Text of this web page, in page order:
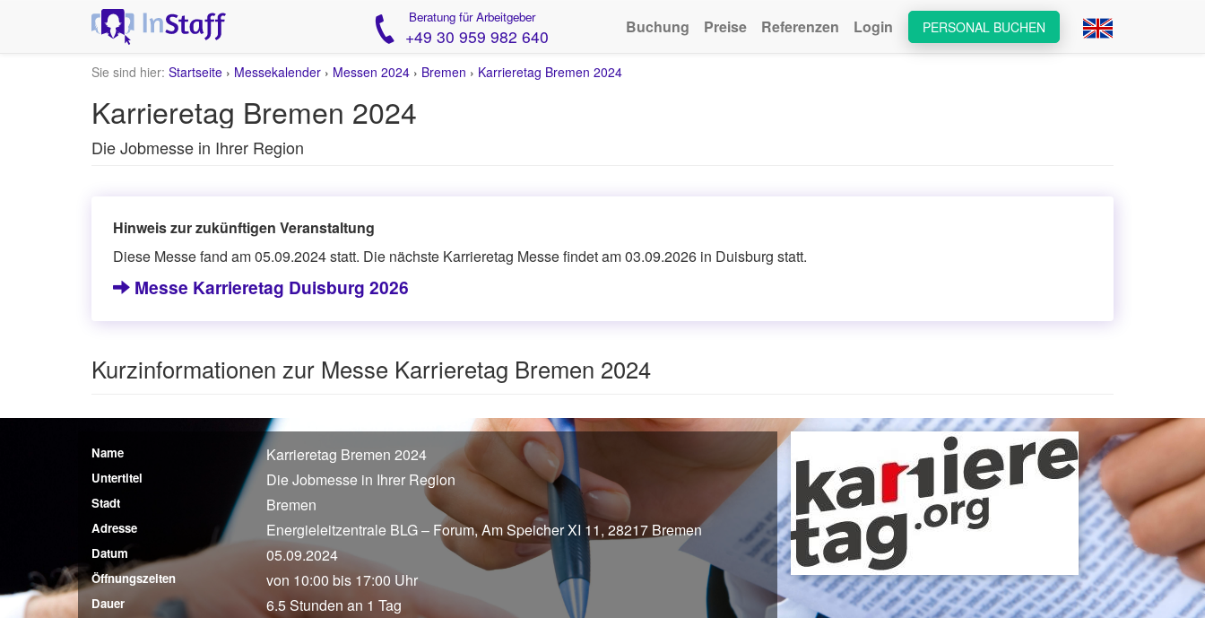
Beratung für Arbeitgeber
+49 30 959 982 640 PERSONAL BUCHEN
Buchung Preise Referenzen Login
Sie sind hier: Startseite › Messekalender › Messen 2024 › Bremen › Karrieretag Bremen 2024
Karrieretag Bremen 2024
Die Jobmesse in Ihrer Region
Hinweis zur zukünftigen Veranstaltung
Diese Messe fand am 05.09.2024 statt. Die nächste Karrieretag Messe findet am 03.09.2026 in Duisburg statt.
Messe Karrieretag Duisburg 2026
Kurzinformationen zur Messe Karrieretag Bremen 2024
Name Karrieretag Bremen 2024
Untertitel Die Jobmesse in Ihrer Region
Stadt Bremen
Adresse Energieleitzentrale BLG – Forum, Am Speicher XI 11, 28217 Bremen
Datum 05.09.2024
Öffnungszeiten von 10:00 bis 17:00 Uhr
Dauer 6.5 Stunden an 1 Tag